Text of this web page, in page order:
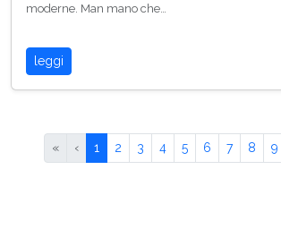
moderne. Man mano che…
leggi
« ‹ 1 2 3 4 5 6 7 8 9